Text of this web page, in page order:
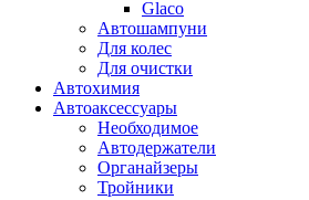
Glaco
Автошампуни
Для колес
Для очистки
Автохимия
Автоаксессуары
Необходимое
Автодержатели
Органайзеры
Тройники